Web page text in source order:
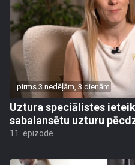
pirms 3 nedēļām, 3 dienām
Uztura speciālistes
sabalansētu uzturu
11. epizode